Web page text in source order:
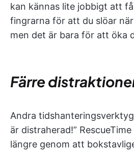
kan kännas lite jobbigt att
fingrarna för att du slöar
men det är bara för att öka
Färre
Andra
är distraherad!”
längre genom att